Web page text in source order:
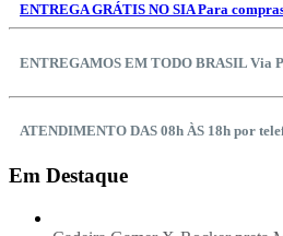
ENTREGA GRÁTIS NO SIA Para
ENTREGAMOS EM TODO BRASIL Via
ATENDIMENTO DAS 08h ÀS 18h por
Em Destaque